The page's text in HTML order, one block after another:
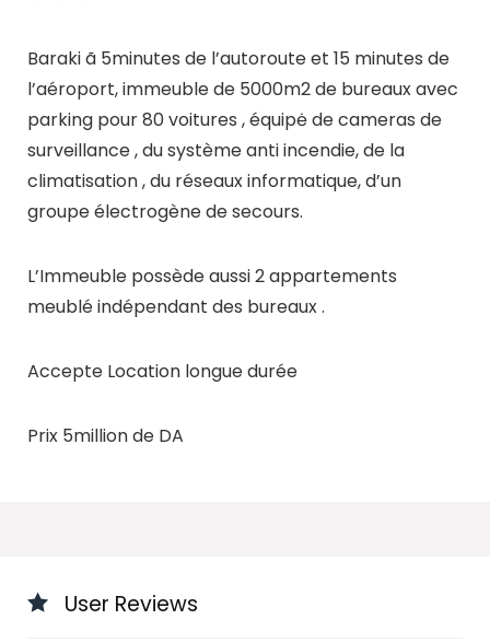
Baraki ã 5minutes de l’autoroute et 15 minutes de
l’aéroport, immeuble de 5000m2 de bureaux avec
parking pour 80 voitures , équipė de cameras de
surveillance , du système anti incendie, de la
climatisation , du réseaux informatique, d’un
groupe électrogène de secours.
L’Immeuble possède aussi 2 appartements
meublé indépendant des bureaux .
Accepte Location longue durée
Prix 5million de DA
User Reviews